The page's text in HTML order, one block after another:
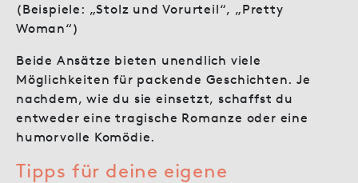
(Beispiele: „Stolz und Vorurteil“, „Pretty
Woman“)
Beide Ansätze bieten unendlich viele
Möglichkeiten für packende Geschichten. Je
nachdem, wie du sie einsetzt, schaffst du
entweder eine tragische Romanze oder eine
humorvolle Komödie.
Tipps für deine eigene